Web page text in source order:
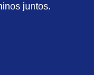
juntos.